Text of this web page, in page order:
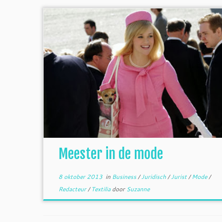
Meester in de mode
8 oktober 2013in Business/Juridisch/Jurist/Mode/
Redacteur/TextiliadoorSuzanne